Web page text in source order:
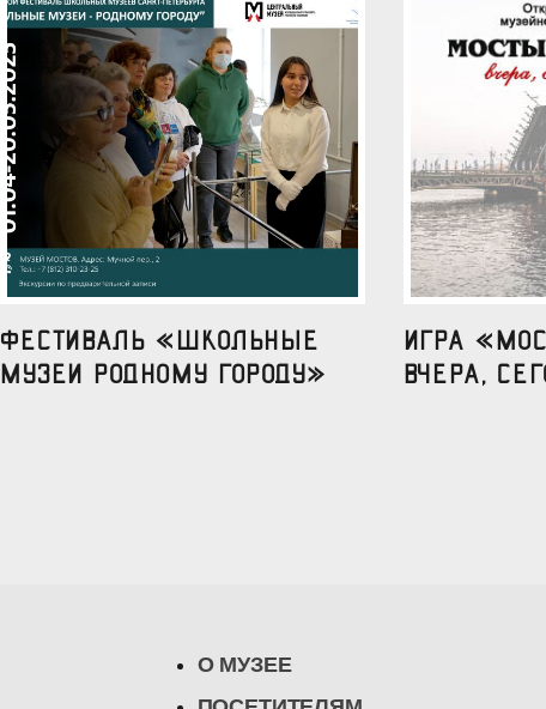
Фестиваль «Школьные
музеи родному городу»
Игра
вчера,
О МУЗЕЕ